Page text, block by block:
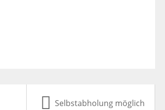
Selbstabholung möglich